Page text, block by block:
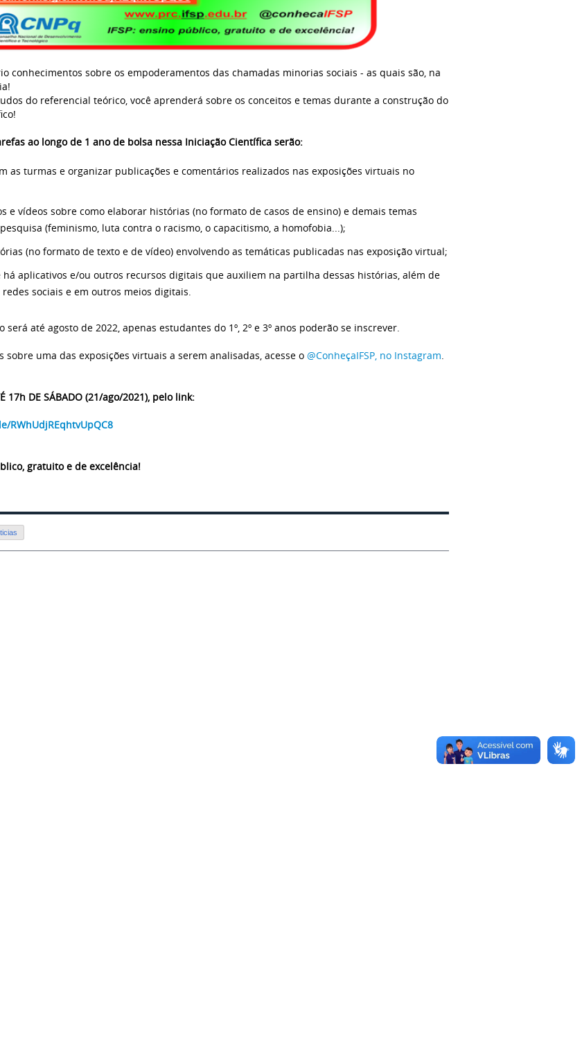
conhecimentos sobre os empoderamentos das chamadas minorias sociais - as quais são, na
do referencial teórico, você aprenderá sobre os conceitos e temas durante a construção do
ao longo de 1 ano de bolsa nessa Iniciação Científica serão:
as turmas e organizar publicações e comentários realizados nas exposições virtuais no
e vídeos sobre como elaborar histórias (no formato de casos de ensino) e demais temas
(feminismo, luta contra o racismo, o capacitismo, a homofobia...);
(no formato de texto e de vídeo) envolvendo as temáticas publicadas nas exposição virtual;
há aplicativos e/ou outros recursos digitais que auxiliem na partilha dessas histórias, além de
sociais e em outros meios digitais.
será até agosto de 2022, apenas estudantes do 1º, 2º e 3º anos poderão se inscrever.
sobre uma das exposições virtuais a serem analisadas, acesse o @ConheçaIFSP, no Instagram.
17h DE SÁBADO (21/ago/2021), pelo link:
RWhUdjREqhtvUpQC8
gratuito e de excelência!